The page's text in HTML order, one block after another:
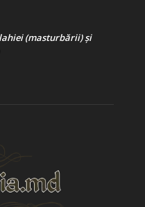
(masturbării) şi